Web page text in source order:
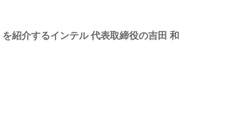
紹介するインテル 代表取締役の吉田 和